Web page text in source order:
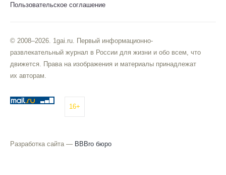
Пользовательское соглашение
© 2008–2026. 1gai.ru. Первый информационно-
развлекательный журнал в России для жизни и обо всем, что
движется. Права на изображения и материалы принадлежат
их авторам.
16+
Разработка сайта — BBBro бюро